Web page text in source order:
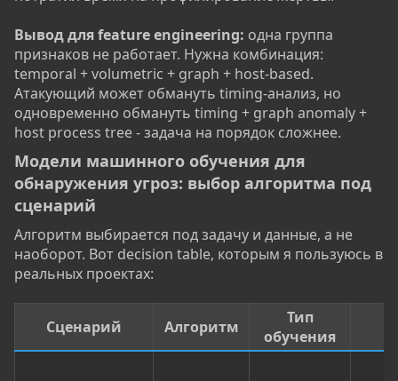
Вывод для feature engineering: одна группа
признаков не работает. Нужна комбинация:
temporal + volumetric + graph + host-based.
Атакующий может обмануть timing-анализ, но
одновременно обмануть timing + graph anomaly +
host process tree - задача на порядок сложнее.
Модели машинного обучения для
обнаружения угроз: выбор алгоритма под
сценарий​
Алгоритм выбирается под задачу и данные, а не
наоборот. Вот decision table, которым я пользуюсь в
реальных проектах:
Сценарий Алгоритм
Тип
обучения